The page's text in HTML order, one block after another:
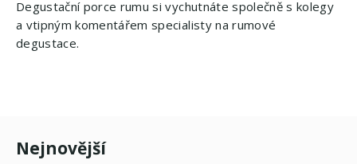
Degustační porce rumu si vychutnáte společně s kolegy
a vtipným komentářem specialisty na rumové
degustace.
Nejnovější